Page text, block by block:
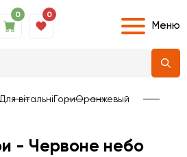
0 0
Меню
Для вітальніГориОранжевый
- Червоне небо